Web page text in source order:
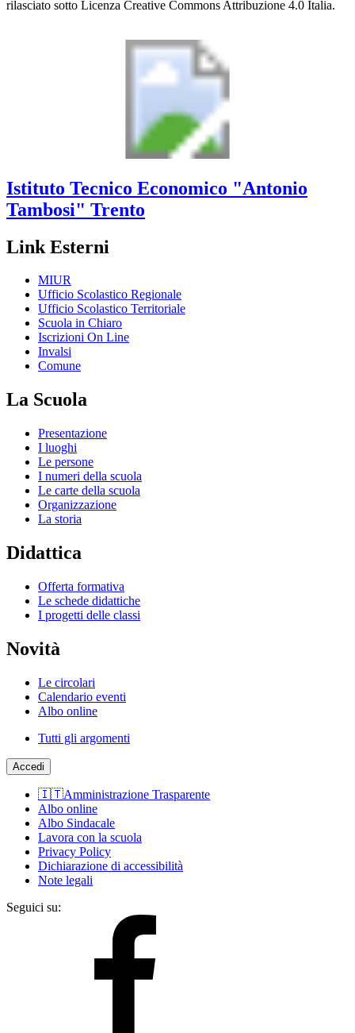
rilasciato sotto Licenza Creative Commons Attribuzione 4.0 Italia.
Istituto Tecnico Economico "Antonio
Tambosi" Trento
Link Esterni
MIUR
Ufficio Scolastico Regionale
Ufficio Scolastico Territoriale
Scuola in Chiaro
Iscrizioni On Line
Invalsi
Comune
La Scuola
Presentazione
I luoghi
Le persone
I numeri della scuola
Le carte della scuola
Organizzazione
La storia
Didattica
Offerta formativa
Le schede didattiche
I progetti delle classi
Novità
Le circolari
Calendario eventi
Albo online
Tutti gli argomenti
Accedi
🇮🇹Amministrazione Trasparente
Albo online
Albo Sindacale
Lavora con la scuola
Privacy Policy
Dichiarazione di accessibilità
Note legali
Seguici su: